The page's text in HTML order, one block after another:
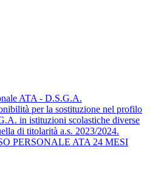
ATA - D.S.G.A.
per la sostituzione nel profilo
in istituzioni scolastiche diverse
di titolarità a.s. 2023/2024.
PERSONALE ATA 24 MESI